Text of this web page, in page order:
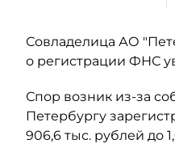
Совладелица АО
о регистрации ФНС
Спор возник из-за
Петербургу
906,6 тыс. рублей до